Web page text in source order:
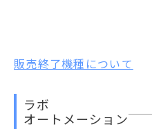
販売終了機種について
ラボ
オートメーション